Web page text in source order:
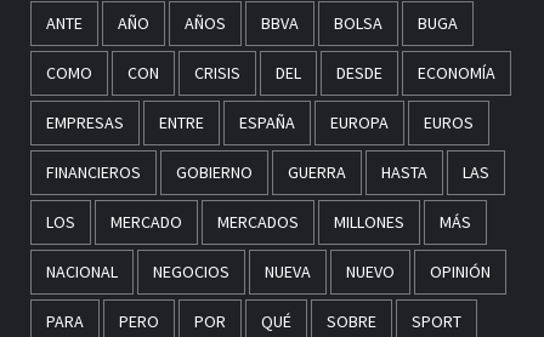
ANTE AÑO AÑOS BBVA BOLSA BUGA
COMO CON CRISIS DEL DESDE ECONOMÍA
EMPRESAS ENTRE ESPAÑA EUROPA EUROS
FINANCIEROS GOBIERNO GUERRA HASTA LAS
LOS MERCADO MERCADOS MILLONES MÁS
NACIONAL NEGOCIOS NUEVA NUEVO OPINIÓN
PARA PERO POR QUÉ SOBRE SPORT